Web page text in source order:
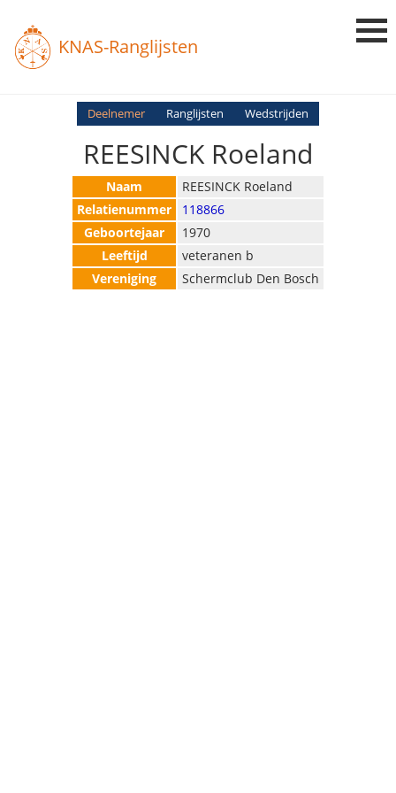
KNAS-Ranglijsten
Login
Ranglijsten
Uitslagen
Deelnemer Ranglijsten Wedstrijden
REESINCK Roeland
Naam
REESINCK Roeland
Relatienummer
118866
Geboortejaar
1970
Leeftijd
veteranen b
Vereniging
Schermclub Den Bosch